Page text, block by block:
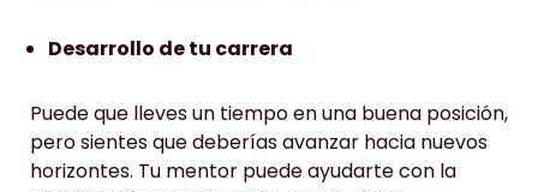
Desarrollo de tu carrera
Puede que lleves un tiempo en una buena posición,
pero sientes que deberías avanzar hacia nuevos
horizontes. Tu mentor puede ayudarte con la